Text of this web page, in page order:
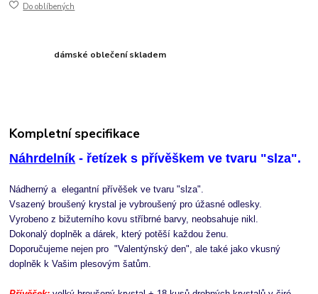
Do oblíbených
dámské oblečení skladem
Kompletní specifikace
Náhrdelník - řetízek s přívěškem ve tvaru "slza".
Nádherný a elegantní přívěšek ve tvaru "slza".
Vsazený broušený krystal je vybroušený pro úžasné odlesky.
Vyrobeno z bižuterního kovu stříbrné barvy, neobsahuje nikl.
Dokonalý doplněk a dárek, který potěší každou ženu.
Doporučujeme nejen pro "Valentýnský den", ale také jako vkusný
doplněk k Vašim plesovým šatům.